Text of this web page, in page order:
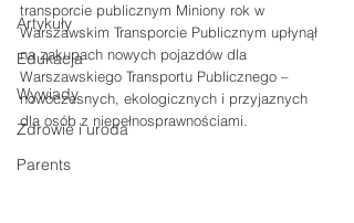
Artykuły
Edukacja
Wywiady
Zdrowie i uroda
Parents
transporcie publicznym Miniony rok w
Warszawskim Transporcie Publicznym upłynął
na zakupach nowych pojazdów dla
Warszawskiego Transportu Publicznego –
nowoczesnych, ekologicznych i przyjaznych
dla osób z niepełnosprawnościami.